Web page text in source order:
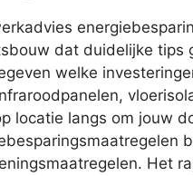
dat duidelijke tips
welke
locatie langs om jouw
Het